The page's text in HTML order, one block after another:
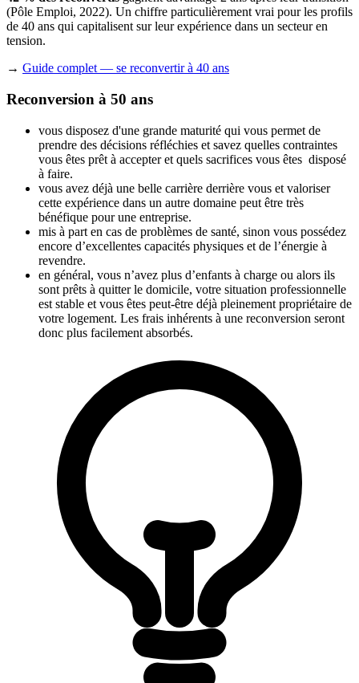
(Pôle Emploi, 2022). Un chiffre particulièrement vrai pour les profils
de 40 ans qui capitalisent sur leur expérience dans un secteur en
tension.
→ Guide complet — se reconvertir à 40 ans
Reconversion à 50 ans
vous disposez d'une grande maturité qui vous permet de
prendre des décisions réfléchies et savez quelles contraintes
vous êtes prêt à accepter et quels sacrifices vous êtes disposé
à faire.
vous avez déjà une belle carrière derrière vous et valoriser
cette expérience dans un autre domaine peut être très
bénéfique pour une entreprise.
mis à part en cas de problèmes de santé, sinon vous possédez
encore d’excellentes capacités physiques et de l’énergie à
revendre.
en général, vous n’avez plus d’enfants à charge ou alors ils
sont prêts à quitter le domicile, votre situation professionnelle
est stable et vous êtes peut-être déjà pleinement propriétaire de
votre logement. Les frais inhérents à une reconversion seront
donc plus facilement absorbés.